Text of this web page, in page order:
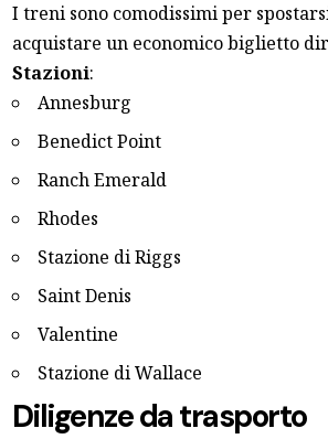
I treni sono comodissimi per
acquistare un economico biglietto
Stazioni:
Annesburg
Benedict Point
Ranch Emerald
Rhodes
Stazione di Riggs
Saint Denis
Valentine
Stazione di Wallace
Diligenze da trasporto